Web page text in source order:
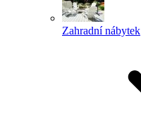
Zahradní nábytek